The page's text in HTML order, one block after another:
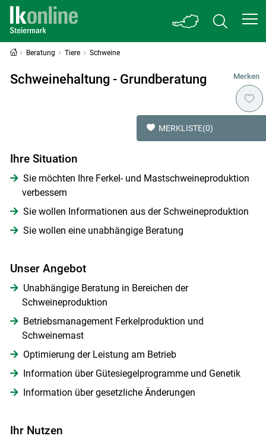
Beratung Tiere Schweine
Merken
Schweinehaltung - Grundberatung
MERKLISTE(0)
Ihre Situation
Sie möchten Ihre Ferkel- und Mastschweineproduktion
verbessern
Sie wollen Informationen aus der Schweineproduktion
Sie wollen eine unabhängige Beratung
Unser Angebot
Unabhängige Beratung in Bereichen der
Schweineproduktion
Betriebsmanagement Ferkelproduktion und
Schweinemast
Optimierung der Leistung am Betrieb
Information über Gütesiegelprogramme und Genetik
Information über gesetzliche Änderungen
Ihr Nutzen